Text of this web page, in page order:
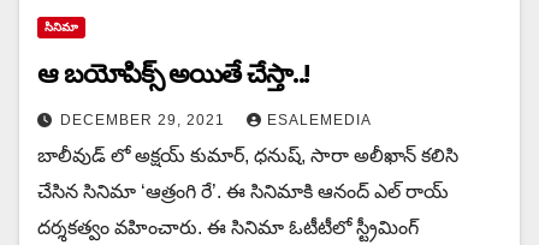
సినిమా
ఆ బయోపిక్స్ అయితే చేస్తా..!
DECEMBER 29, 2021 ESALEMEDIA
బాలీవుడ్ లో అక్షయ్‌ కుమార్, ధనుష్, సారా అలీఖాన్‌ కలిసి
చేసిన సినిమా ‘ఆత్రంగి రే’. ఈ సినిమాకి ఆనంద్‌ ఎల్‌ రాయ్‌
దర్శకత్వం వహించారు. ఈ సినిమా ఓటీటీలో స్ట్రీమింగ్